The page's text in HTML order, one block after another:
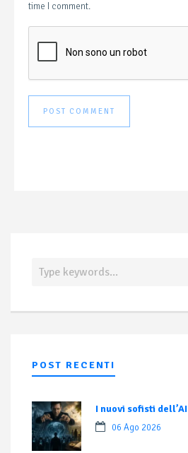
time I comment.
POST RECENTI
I nuovi sofisti dell’AI
06 Ago 2026